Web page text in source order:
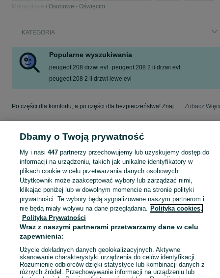
Osobowe - Oświęcim
KATEGORIA
Popularne wyszukiwania
peugeot 208 drzwi evl
peugeot 208 2 ii drzwi evl
peugeot 208 2 ii drzwi lewe evl
Po części dla komfortu, a po części dla bezpieczeństwa! Znajdź coś dla swojego auta w kategorii Osobowe na OLX - Oświęcim i okolice! Zobacz
Mapa miejscowości
Mapa ministron
Popularne wyszukiwania
Dbamy o Twoją prywatność
My i nasi 447partnerzy przechowujemy lub uzyskujemy dostęp do
informacji na urządzeniu, takich jak unikalne identyfikatory w
plikach cookie w celu przetwarzania danych osobowych.
Użytkownik może zaakceptować wybory lub zarządzać nimi,
klikając poniżej lub w dowolnym momencie na stronie polityki
prywatności. Te wybory będą sygnalizowane naszym partnerom i
nie będą miały wpływu na dane przeglądania. Polityka cookies,
Polityka Prywatności
Wraz z naszymi partnerami przetwarzamy dane w celu
zapewnienia:
Użycie dokładnych danych geolokalizacyjnych. Aktywne
skanowanie charakterystyki urządzenia do celów identyfikacji.
Rozumienie odbiorców dzięki statystyce lub kombinacji danych z
różnych źródeł. Przechowywanie informacji na urządzeniu lub